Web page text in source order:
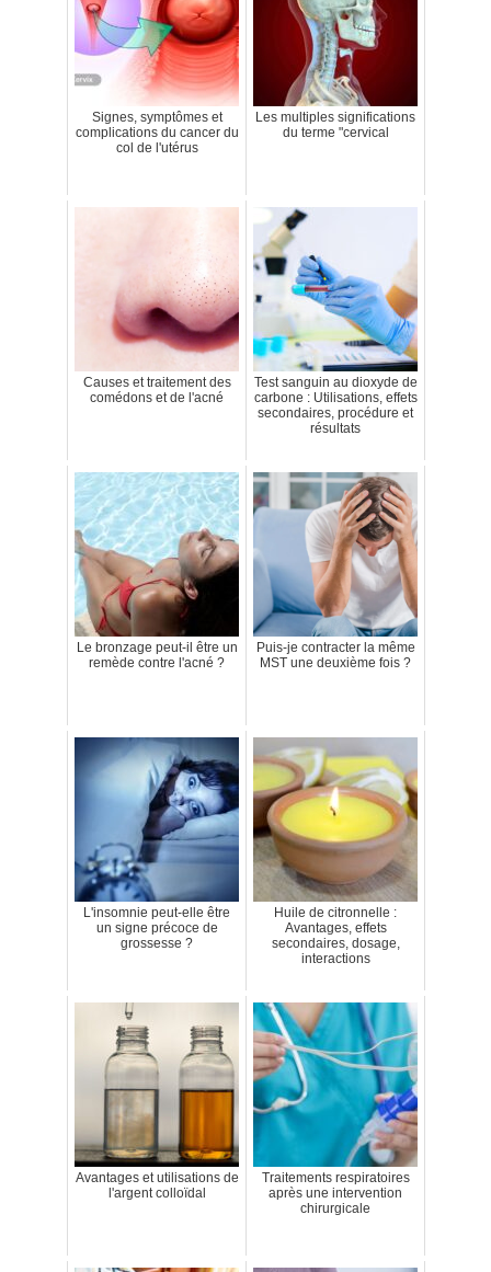
Signes, symptômes et
complications du cancer du
col de l'utérus
Les multiples significations
du terme "cervical
Causes et traitement des
comédons et de l'acné
Test sanguin au dioxyde de
carbone : Utilisations, effets
secondaires, procédure et
résultats
Le bronzage peut-il être un
remède contre l'acné ?
Puis-je contracter la même
MST une deuxième fois ?
L'insomnie peut-elle être
un signe précoce de
grossesse ?
Huile de citronnelle :
Avantages, effets
secondaires, dosage,
interactions
Avantages et utilisations de
l'argent colloïdal
Traitements respiratoires
après une intervention
chirurgicale